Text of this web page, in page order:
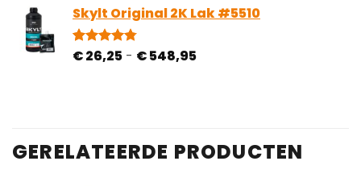
gebaseerd
op
klantbeoordelingen
tot
Skylt Original 2K Lak #5510
Gewaardeerd
34
€26,25 - €548,95Prijsklasse:
GERELATEERDE PRODUCTEN